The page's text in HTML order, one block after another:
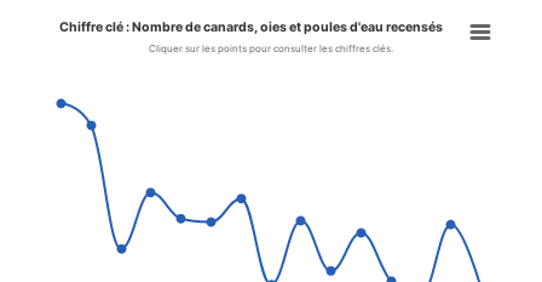
Chiffre clé : Nombre de
Line chart with 15 data points.
Cliquer sur les points pour consulter les chiffres clés.
View as data table, Chiffre clé : Nombre de canards, oies et
The chart has 1 X axis displaying categories.
The chart has 1 Y axis displaying values. Data ranges from
Chiffre clé : Nombre de canards, oies et poules d'eau recensés
Cliquer sur les points pour consulter les chiffres clés.